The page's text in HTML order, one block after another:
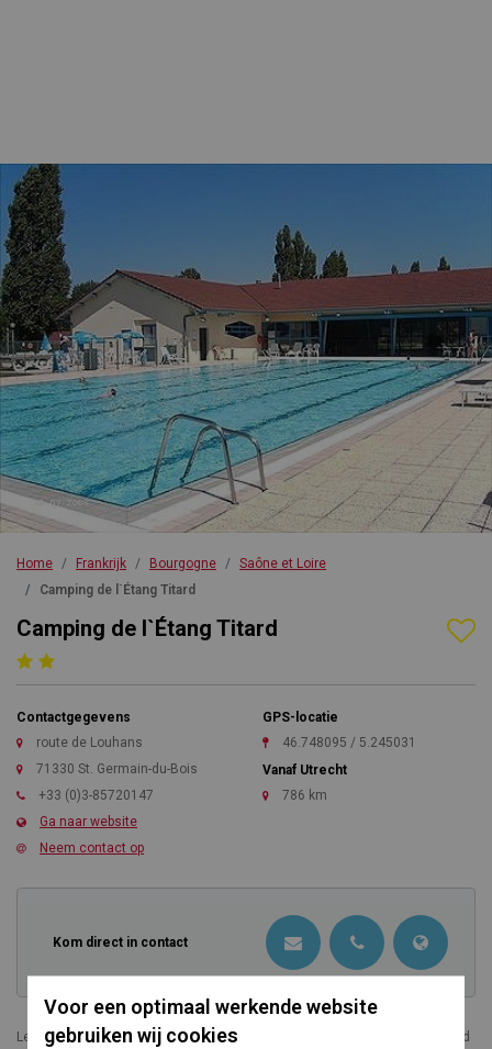
Voor een optimaal werkende website
gebruiken wij cookies
Camping de l`Étang Titard
Contactgegevens
route de Louhans
71330 St. Germain-du-Bois
+33 (0)3-85720147
Ga naar website
Neem contact op
GPS-locatie
46.748095 / 5.245031
Vanaf Utrecht
786 km
Kom direct in contact
Le Camping de l'Etang Titard vous propose sur 2 ha son site arboré au bord
Home Frankrijk Bourgogne
Saône et Loire
Camping de l`Étang Titard